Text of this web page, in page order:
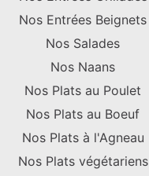
Nos Entrées Beignets
Nos Salades
Nos Naans
Nos Plats au Poulet
Nos Plats au Boeuf
Nos Plats à l'Agneau
Nos Plats végétariens